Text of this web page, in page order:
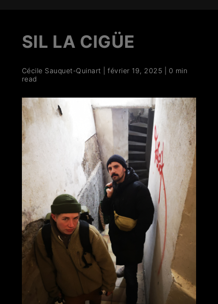
SIL LA CIGÜE
Cécile Sauquet-Quinart |février 19, 2025
0 min
read